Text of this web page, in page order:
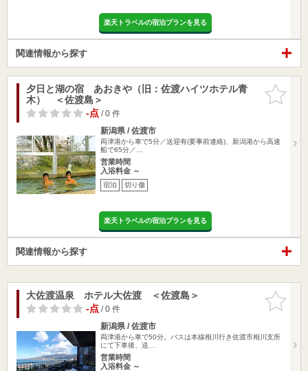
楽天トラベルの宿泊プランを見る
関連情報から探す
お気に入
りに追加
夕日と湖の宿 あおきや（旧：佐渡ハイツホテル青
木） ＜佐渡島＞
-点/ 0 件
新潟県 / 佐渡市
両津港から車で5分／送迎有(要事前連絡)、新潟港から高速
船で65分／…
営業時間
入浴料金 ～
宿泊 切り傷
楽天トラベルの宿泊プランを見る
関連情報から探す
お気に入
りに追加
大佐渡温泉 ホテル大佐渡 ＜佐渡島＞
-点/ 0 件
新潟県 / 佐渡市
両津港から車で50分。バスは本線相川行き佐渡市相川支所
にて下車後、送…
営業時間
入浴料金 ～